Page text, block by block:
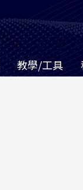
教學/工具